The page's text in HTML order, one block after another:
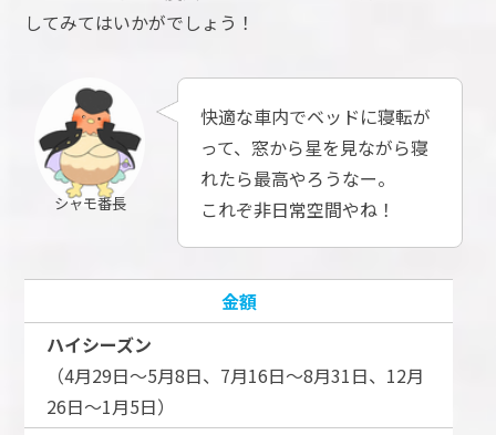
してみてはいかがでしょう！
シャモ番長
快適な車内でベッドに寝転が
って、窓から星を見ながら寝
れたら最高やろうなー。
これぞ非日常空間やね！
金額
ハイシーズン
（4月29日～5月8日、7月16日～8月31日、12月
26日～1月5日）